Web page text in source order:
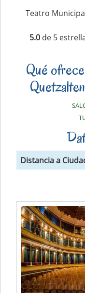
Teatro
5.0 de 5
Qué
Distancia a